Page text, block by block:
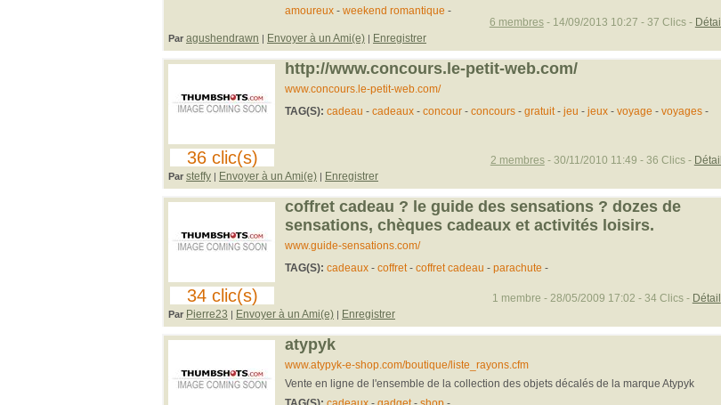
amoureux- weekend romantique -
Par agushendrawn | Envoyer à un Ami(e) | Enregistrer
6 membres- 14/09/2013 10:27 - 37 Clics - Détail
36 clic(s)
http://www.concours.le-petit-web.com/
www.concours.le-petit-web.com/
TAG(S): cadeau - cadeaux- concour- concours- gratuit- jeu - jeux- voyage - voyages-
Par steffy | Envoyer à un Ami(e) | Enregistrer
2 membres- 30/11/2010 11:49 - 36 Clics - Détail
34 clic(s)
coffret cadeau ? le guide des sensations ? dozes de
sensations, chèques cadeaux et activités loisirs.
www.guide-sensations.com/
TAG(S): cadeaux- coffret- coffret cadeau - parachute -
Par Pierre23 | Envoyer à un Ami(e) | Enregistrer
1 membre - 28/05/2009 17:02 - 34 Clics - Détail
atypyk
www.atypyk-e-shop.com/boutique/liste_rayons.cfm
Vente en ligne de l'ensemble de la collection des objets décalés de la marque Atypyk